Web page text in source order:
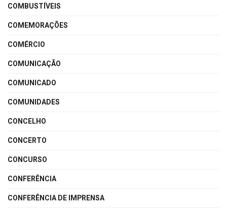
COMBUSTÍVEIS
COMEMORAÇÕES
COMÉRCIO
COMUNICAÇÃO
COMUNICADO
COMUNIDADES
CONCELHO
CONCERTO
CONCURSO
CONFERÊNCIA
CONFERÊNCIA DE IMPRENSA